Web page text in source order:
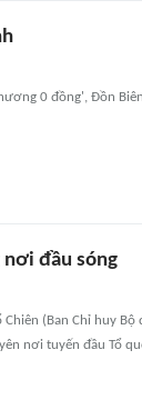
0 đồng', Đồn
nơi đầu sóng
(Ban Chỉ huy Bộ
nơi tuyến đầu Tổ